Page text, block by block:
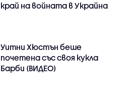
край на войната в Украйна
Уитни Хюстън беше
почетена със своя кукла
Барби (ВИДЕО)